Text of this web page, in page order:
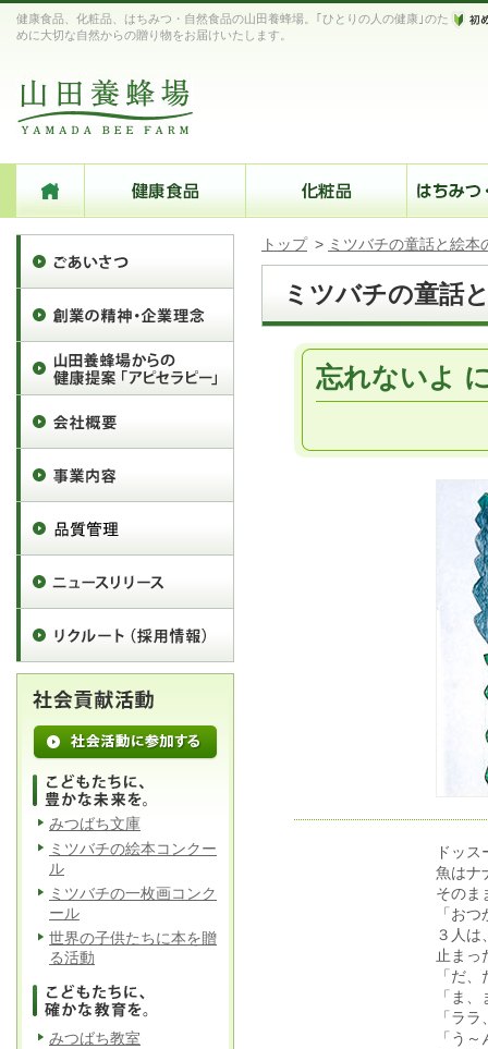
健康食品、化粧品、はちみつ・自然食品の山田養蜂場。｢ひとりの人の健康｣のた
めに大切な自然からの贈り物をお届けいたします。
トップ > ミツバチの童話と絵本
ミツバチの童話
忘れないよ
ドッ
魚はナ
そのま
「お
３人は
止まっ
「だ
「ま
「ラ
「う
みつばち文庫
ミツバチの絵本コンクー
ル
ミツバチの一枚画コンク
ール
世界の子供たちに本を贈
る活動
みつばち教室